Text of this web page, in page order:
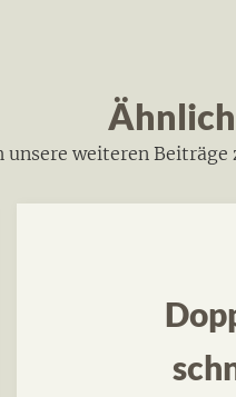
unsere weiteren